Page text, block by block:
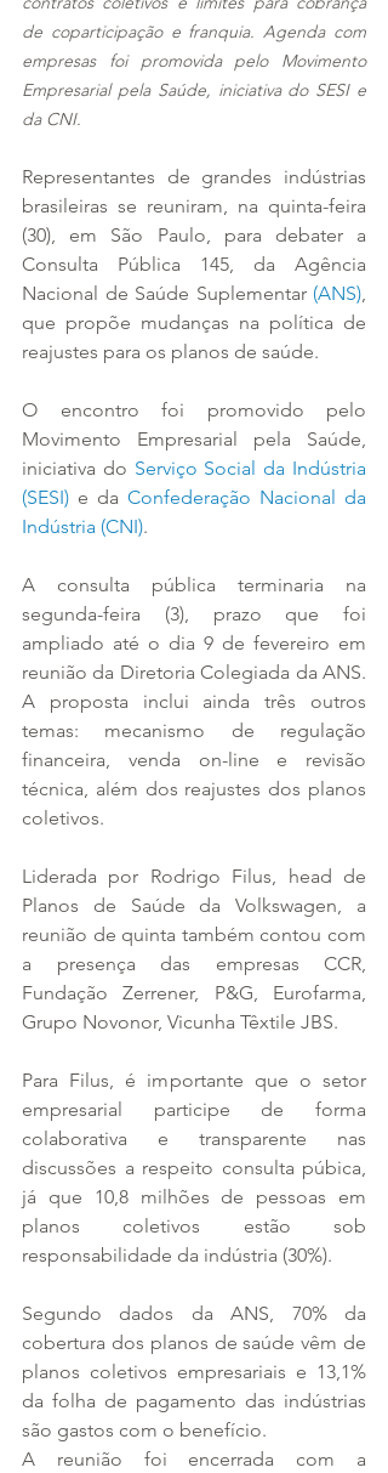
de coparticipação e franquia. Agenda com
empresas foi promovida pelo Movimento
Empresarial pela Saúde, iniciativa do SESI e
da CNI.
Representantes de grandes indústrias
brasileiras se reuniram, na quinta-feira
(30), em São Paulo, para debater a
Consulta Pública 145, da Agência
Nacional de Saúde Suplementar (ANS),
que propõe mudanças na política de
reajustes para os planos de saúde.
O encontro foi promovido pelo
Movimento Empresarial pela Saúde,
iniciativa do Serviço Social da Indústria
(SESI) e da Confederação Nacional da
Indústria (CNI).
A consulta pública terminaria na
segunda-feira (3), prazo que foi
ampliado até o dia 9 de fevereiro em
reunião da Diretoria Colegiada da ANS.
A proposta inclui ainda três outros
temas: mecanismo de regulação
financeira, venda on-line e revisão
técnica, além dos reajustes dos planos
coletivos.
Liderada por Rodrigo Filus, head de
Planos de Saúde da Volkswagen, a
reunião de quinta também contou com
a presença das empresas CCR,
Fundação Zerrener, P&G, Eurofarma,
Grupo Novonor, Vicunha Têxtile JBS.
Para Filus, é importante que o setor
empresarial participe de forma
colaborativa e transparente nas
discussões a respeito consulta púbica,
já que 10,8 milhões de pessoas em
planos coletivos estão sob
responsabilidade da indústria (30%).
Segundo dados da ANS, 70% da
cobertura dos planos de saúde vêm de
planos coletivos empresariais e 13,1%
da folha de pagamento das indústrias
são gastos com o benefício.
A reunião foi encerrada com a